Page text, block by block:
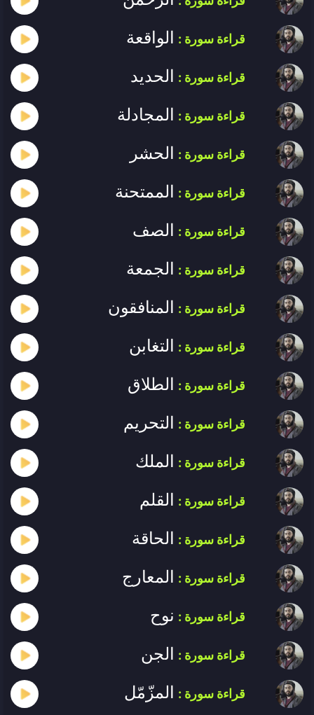
قراءة سورة : الواقعة
قراءة سورة : الحديد
قراءة سورة : المجادلة
قراءة سورة : الحشر
قراءة سورة : الممتحنة
قراءة سورة : الصف
قراءة سورة : الجمعة
قراءة سورة : المنافقون
قراءة سورة : التغابن
قراءة سورة : الطلاق
قراءة سورة : التحريم
قراءة سورة : الملك
قراءة سورة : القلم
قراءة سورة : الحاقة
قراءة سورة : المعارج
قراءة سورة : نوح
قراءة سورة : الجن
قراءة سورة : المزّمّل